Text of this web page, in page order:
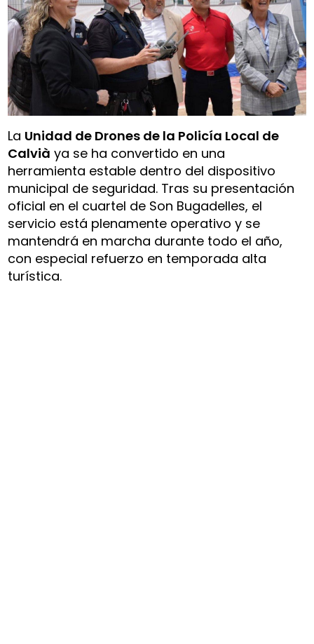
La Unidad de Drones de la Policía Local de
Calvià ya se ha convertido en una
herramienta estable dentro del dispositivo
municipal de seguridad. Tras su presentación
oficial en el cuartel de Son Bugadelles, el
servicio está plenamente operativo y se
mantendrá en marcha durante todo el año,
con especial refuerzo en temporada alta
turística.